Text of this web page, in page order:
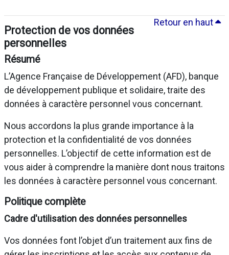
Retour en haut
Protection de vos données
personnelles
Résumé
L’Agence Française de Développement (AFD), banque
de développement publique et solidaire, traite des
données à caractère personnel vous concernant.
Nous accordons la plus grande importance à la
protection et la confidentialité de vos données
personnelles. L’objectif de cette information est de
vous aider à comprendre la manière dont nous traitons
les données à caractère personnel vous concernant.
Politique complète
Cadre d'utilisation des données personnelles
Vos données font l’objet d’un traitement aux fins de